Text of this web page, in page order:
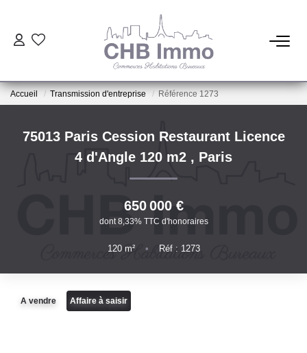
ESTIMATION
CESSIONS DE FONDS
NOTRE AGENCE
Notre Lexique
Accueil Transmission d'entreprise Référence 1273
75013 Paris Cession Restaurant Licence
4 d'Angle 120 m2 , Paris
650 000 €
dont 8,33% TTC d'honoraires
120m² • Réf : 1273
A vendre Affaire à saisir